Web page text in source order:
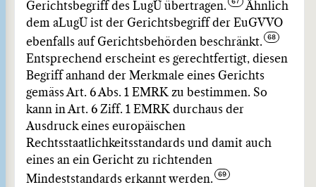
Gerichtsbegriff des LugÜ übertragen.
Ähnlich
dem aLugÜ ist der Gerichtsbegriff der EuGVVO
ebenfalls auf Gerichtsbehörden beschränkt.
Entsprechend erscheint es gerechtfertigt, diesen
Begriff anhand der Merkmale eines Gerichts
gemäss Art. 6 Abs. 1 EMRK zu bestimmen. So
kann in Art. 6 Ziff. 1 EMRK durchaus der
Ausdruck eines europäischen
Rechtsstaatlichkeitsstandards und damit auch
eines an ein Gericht zu richtenden
Mindeststandards erkannt werden.